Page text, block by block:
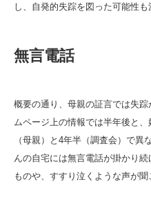
し、自発的失踪を図った可能性
無言電話
概要の通り、母親の証言では失
ムページ上の情報では半年後と
（母親）と4年半（調査会）で異
んの自宅には無言電話が掛かり
ものや、すすり泣くような声が聞